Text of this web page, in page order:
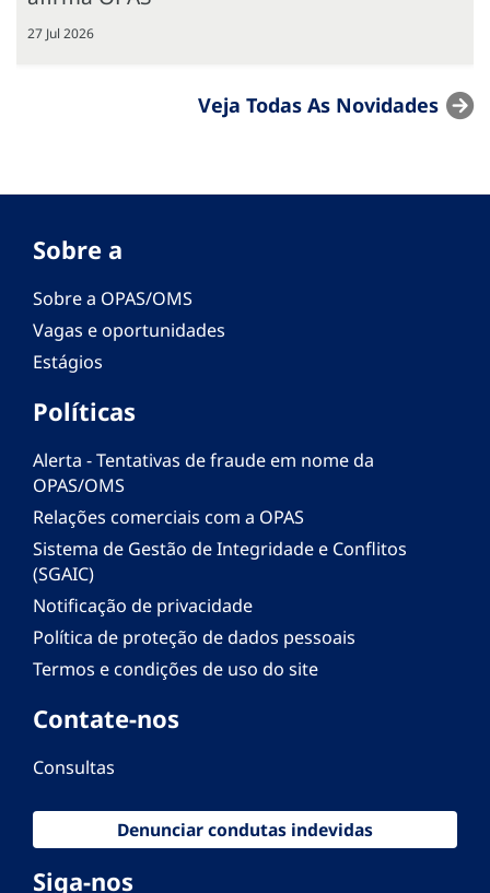
27 Jul 2026
Veja Todas As Novidades
Sobre a
Sobre a OPAS/OMS
Vagas e oportunidades
Estágios
Políticas
Alerta - Tentativas de fraude em nome da
OPAS/OMS
Relações comerciais com a OPAS
Sistema de Gestão de Integridade e Conflitos
(SGAIC)
Notificação de privacidade
Política de proteção de dados pessoais
Termos e condições de uso do site
Contate-nos
Consultas
Denunciar condutas indevidas
Siga-nos